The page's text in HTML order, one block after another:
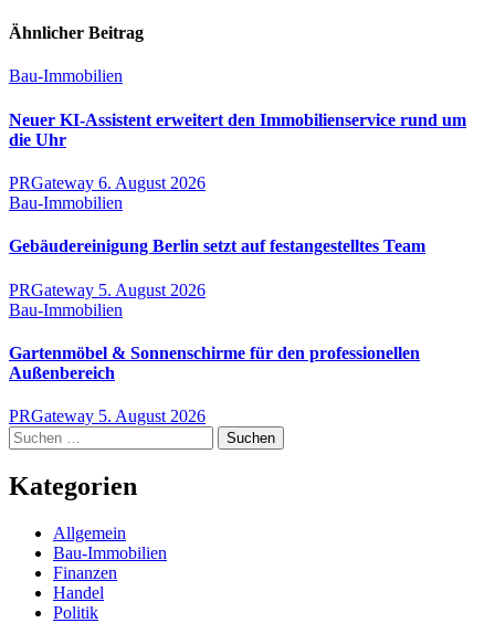
Ähnlicher Beitrag
Bau-Immobilien
Neuer KI-Assistent erweitert den Immobilienservice rund um
die Uhr
PRGateway 6. August 2026
Bau-Immobilien
Gebäudereinigung Berlin setzt auf festangestelltes Team
PRGateway 5. August 2026
Bau-Immobilien
Gartenmöbel & Sonnenschirme für den professionellen
Außenbereich
PRGateway 5. August 2026
Suchen
nach:
Kategorien
Allgemein
Bau-Immobilien
Finanzen
Handel
Politik